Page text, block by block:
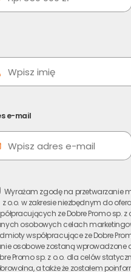
czy to dobry pomysł?
w obliczu długów jej
poprzez sprzedaż
temu można uniknąć
korzystnym rozwiązaniem?
spłaty długu z
e-mail
Wyrażam zgodę na przetwarzanie
z o.o. w zakresie niezbędnym do
ze Dobre Promo sp.
osobowych celach
współpracujące ze Dobre
osobowe zostaną wprowadzone
Promo sp. z o.o. dla celów
a także że zostałem